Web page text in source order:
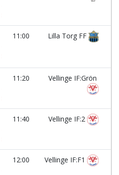
11:00 Lilla Torg FF
11:20 Vellinge IF:Grön
11:40 Vellinge IF:2
12:00 Vellinge IF:F1